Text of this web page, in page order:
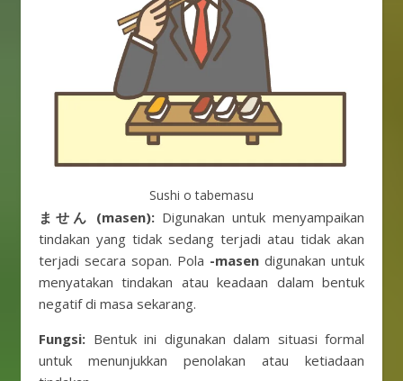
Sushi o tabemasu
ません (masen): Digunakan untuk menyampaikan
tindakan yang tidak sedang terjadi atau tidak akan
terjadi secara sopan. Pola -masen digunakan untuk
menyatakan tindakan atau keadaan dalam bentuk
negatif di masa sekarang.
Fungsi: Bentuk ini digunakan dalam situasi formal
untuk menunjukkan penolakan atau ketiadaan